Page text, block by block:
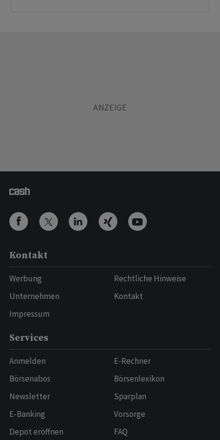
Kontakt
Werbung
Unternehmen
Impressum
Rechtliche Hinweise
Kontakt
Services
Anmelden
Börsenabos
Newsletter
E-Banking
Depot eröffnen
E-Rechner
Börsenlexikon
Sparplan
Vorsorge
FAQ